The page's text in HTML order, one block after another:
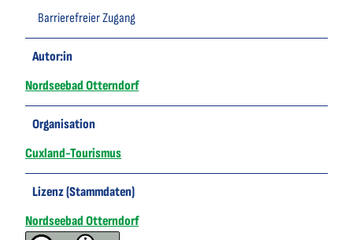
Barrierefreier Zugang
Autor:in
Nordseebad Otterndorf
Organisation
Cuxland-Tourismus
Lizenz (Stammdaten)
Nordseebad Otterndorf